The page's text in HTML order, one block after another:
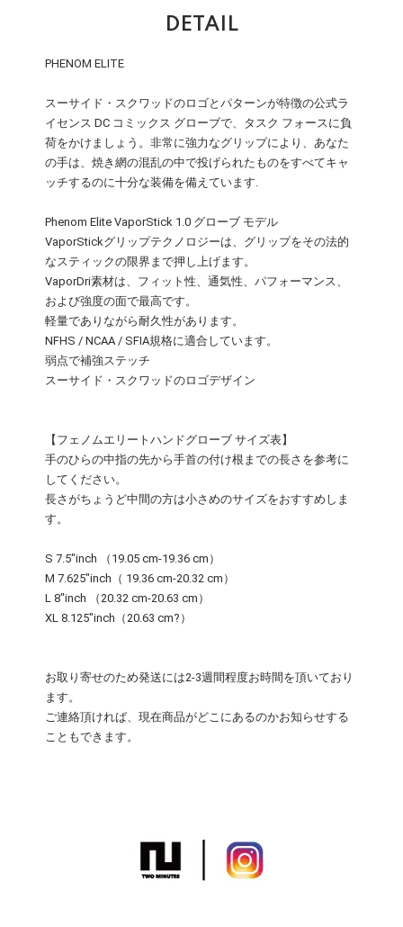
DETAIL
PHENOM ELITE
スーサイド・スクワッドのロゴとパターンが特徴の公式ラ
イセンス DC コミックス グローブで、タスク フォースに負
荷をかけましょう。非常に強力なグリップにより、あなた
の手は、焼き網の混乱の中で投げられたものをすべてキャ
ッチするのに十分な装備を備えています.
Phenom Elite VaporStick 1.0 グローブ モデル
VaporStickグリップテクノロジーは、グリップをその法的
なスティックの限界まで押し上げます。
VaporDri素材は、フィット性、通気性、パフォーマンス、
および強度の面で最高です。
軽量でありながら耐久性があります。
NFHS / NCAA / SFIA規格に適合しています。
弱点で補強ステッチ
スーサイド・スクワッドのロゴデザイン
【フェノムエリートハンドグローブ サイズ表】
手のひらの中指の先から手首の付け根までの長さを参考に
してください。
長さがちょうど中間の方は小さめのサイズをおすすめしま
す。
S 7.5"inch （19.05 cm-19.36 cm）
M 7.625"inch（ 19.36 cm-20.32 cm）
L 8"inch （20.32 cm-20.63 cm）
XL 8.125"inch（20.63 cm?）
お取り寄せのため発送には2-3週間程度お時間を頂いており
ます。
ご連絡頂ければ、現在商品がどこにあるのかお知らせする
こともできます。